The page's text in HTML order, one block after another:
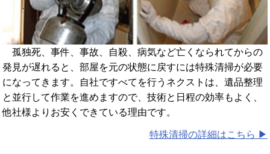
孤独死、事件、事故、自殺、病気など亡くなられてからの
発見が遅れると、部屋を元の状態に戻すには特殊清掃が必要
になってきます。自社ですべてを行うネクストは、遺品整理
と並行して作業を進めますので、技術と日程の効率もよく、
他社様よりお安くできている理由です。
特殊清掃の詳細はこちら ▶︎